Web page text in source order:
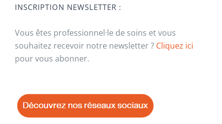
INSCRIPTION NEWSLETTER :
Vous êtes professionnel·le de soins et vous
souhaitez recevoir notre newsletter ? Cliquez ici
pour vous abonner.